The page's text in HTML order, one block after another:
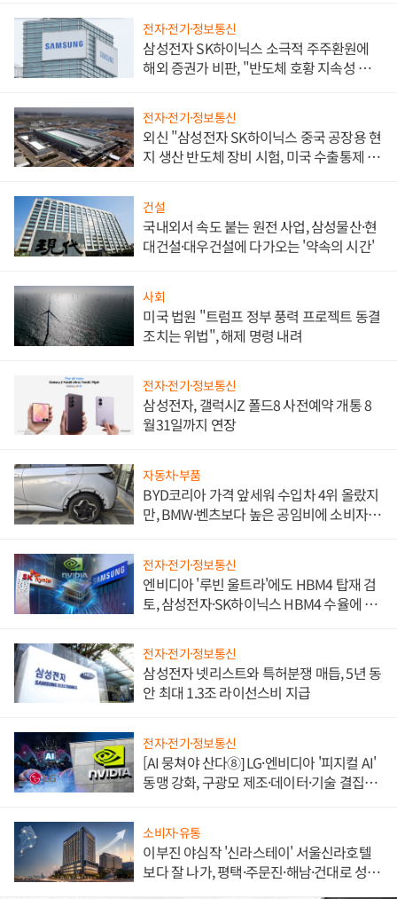
전자·전기·정보통신
삼성전자 SK하이닉스 소극적 주주환원에
해외 증권가 비판, "반도체 호황 지속성 의
전자·전기·정보통신
외신 "삼성전자 SK하이닉스 중국 공장용 현
지 생산 반도체 장비 시험, 미국 수출통제 대
건설
국내외서 속도 붙는 원전 사업, 삼성물산·현
대건설·대우건설에 다가오는 '약속의 시간'
사회
미국 법원 "트럼프 정부 풍력 프로젝트 동결
조치는 위법", 해제 명령 내려
전자·전기·정보통신
삼성전자, 갤럭시Z 폴드8 사전예약 개통 8
월31일까지 연장
자동차·부품
BYD코리아 가격 앞세워 수입차 4위 올랐지
만, BMW·벤츠보다 높은 공임비에 소비자
전자·전기·정보통신
엔비디아 '루빈 울트라'에도 HBM4 탑재 검
토, 삼성전자·SK하이닉스 HBM4 수율에 주
전자·전기·정보통신
삼성전자 넷리스트와 특허분쟁 매듭, 5년 동
안 최대 1.3조 라이선스비 지급
전자·전기·정보통신
[AI 뭉쳐야 산다⑧] LG·엔비디아 '피지컬 AI'
동맹 강화, 구광모 제조·데이터·기술 결집
소비자·유통
이부진 야심작 '신라스테이' 서울신라호텔
보다 잘 나가, 평택·주문진·해남·건대로 성